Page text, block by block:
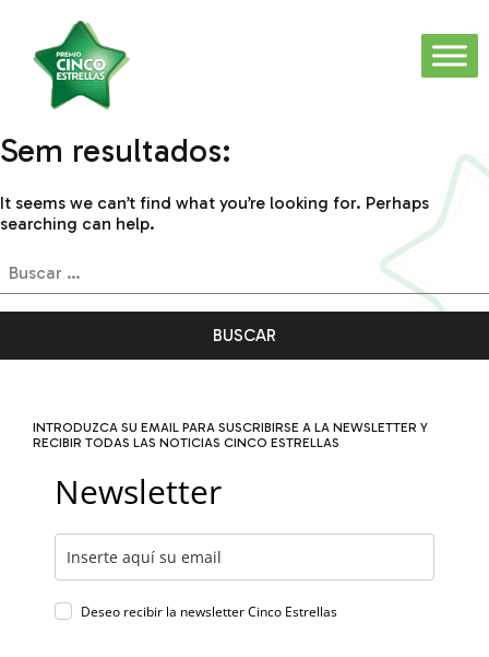
Sem resultados:
It seems we can’t find what you’re looking for. Perhaps
searching can help.
INTRODUZCA SU EMAIL PARA SUSCRIBIRSE A LA NEWSLETTER Y
RECIBIR TODAS LAS NOTICIAS CINCO ESTRELLAS
Newsletter
Deseo recibir la newsletter Cinco Estrellas